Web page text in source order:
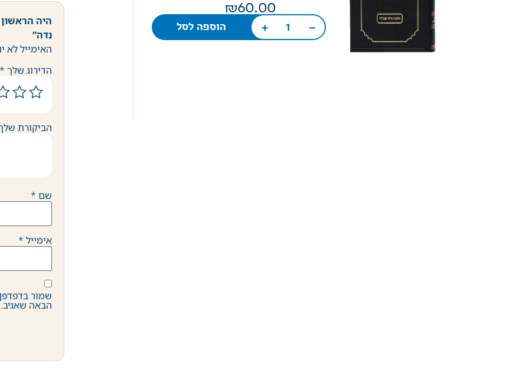
60.00
−
+ הוספה לסל
היה
נדה”
האימייל לא
הדירוג שלך *
הביקורת
שם *
אימייל *
שמור
הבאה שאגיב.